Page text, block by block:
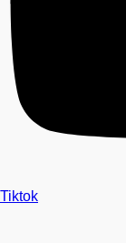
Tiktok